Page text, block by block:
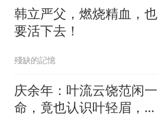
韩立严父，燃烧精血，也
要活下去！
殘缺的記憶
庆余年：叶流云饶范闲一
命，竟也认识叶轻眉，下